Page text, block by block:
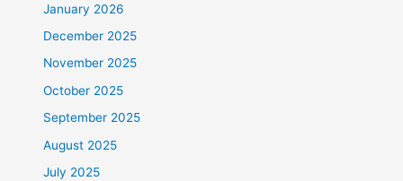
January 2026
December 2025
November 2025
October 2025
September 2025
August 2025
July 2025